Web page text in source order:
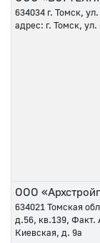
634034 г. Томск,
адрес: г. Томск,
ООО
634021 Томская
д.56, кв.139, Факт.
Киевская, д. 9а